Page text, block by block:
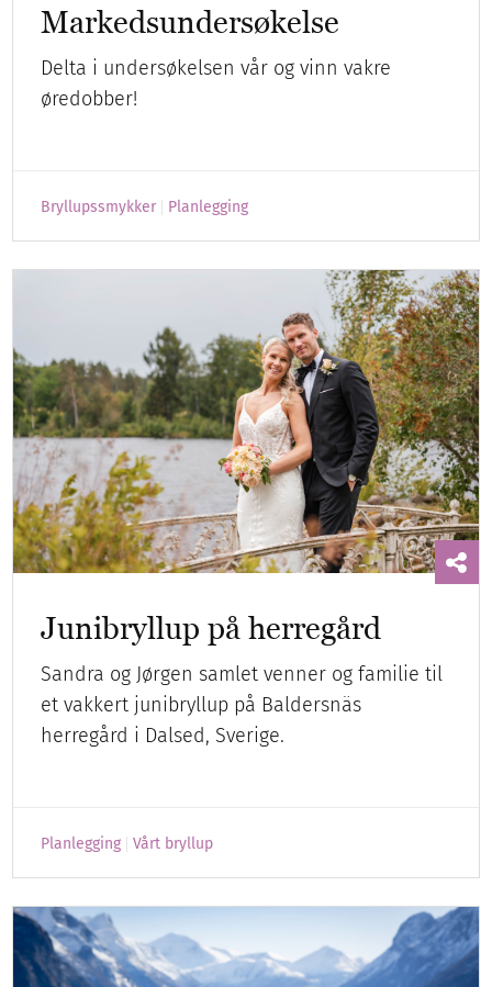
Markedsundersøkelse
Delta i undersøkelsen vår og vinn vakre
øredobber!
Bryllupssmykker Planlegging
Junibryllup på herregård
Sandra og Jørgen samlet venner og familie til
et vakkert junibryllup på Baldersnäs
herregård i Dalsed, Sverige.
Planlegging Vårt bryllup